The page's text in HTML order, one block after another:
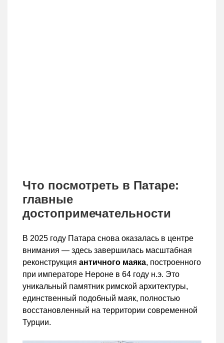
Что посмотреть в Патаре:
главные
достопримечательности
В 2025 году Патара снова оказалась в центре
внимания — здесь завершилась масштабная
реконструкция античного маяка, построенного
при императоре Нероне в 64 году н.э. Это
уникальный памятник римской архитектуры,
единственный подобный маяк, полностью
восстановленный на территории современной
Турции.